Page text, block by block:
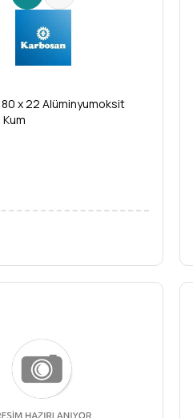
x 22 Alüminyumoksit